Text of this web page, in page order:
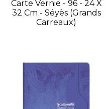
Carte Vernie - 96 - 24 X
32 Cm - Séyès (grands
Carreaux)